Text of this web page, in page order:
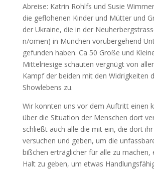
Abreise: Katrin Rohlfs und Susie
die geflohenen Kinder und Mütter und
der Ukraine, die in der
n/omen) in München vorübergehend
gefunden haben. Ca 50 Große und
Mittelriesige schauten vergnügt von
Kampf der beiden mit den Widrigkeiten
Showlebens zu.
Wir konnten uns vor dem Auftritt einen
über die Situation der Menschen dort
schließt auch alle die mit ein, die dort
versuchen und geben, um die
bißchen erträglicher für alle zu machen,
Halt zu geben, um etwas